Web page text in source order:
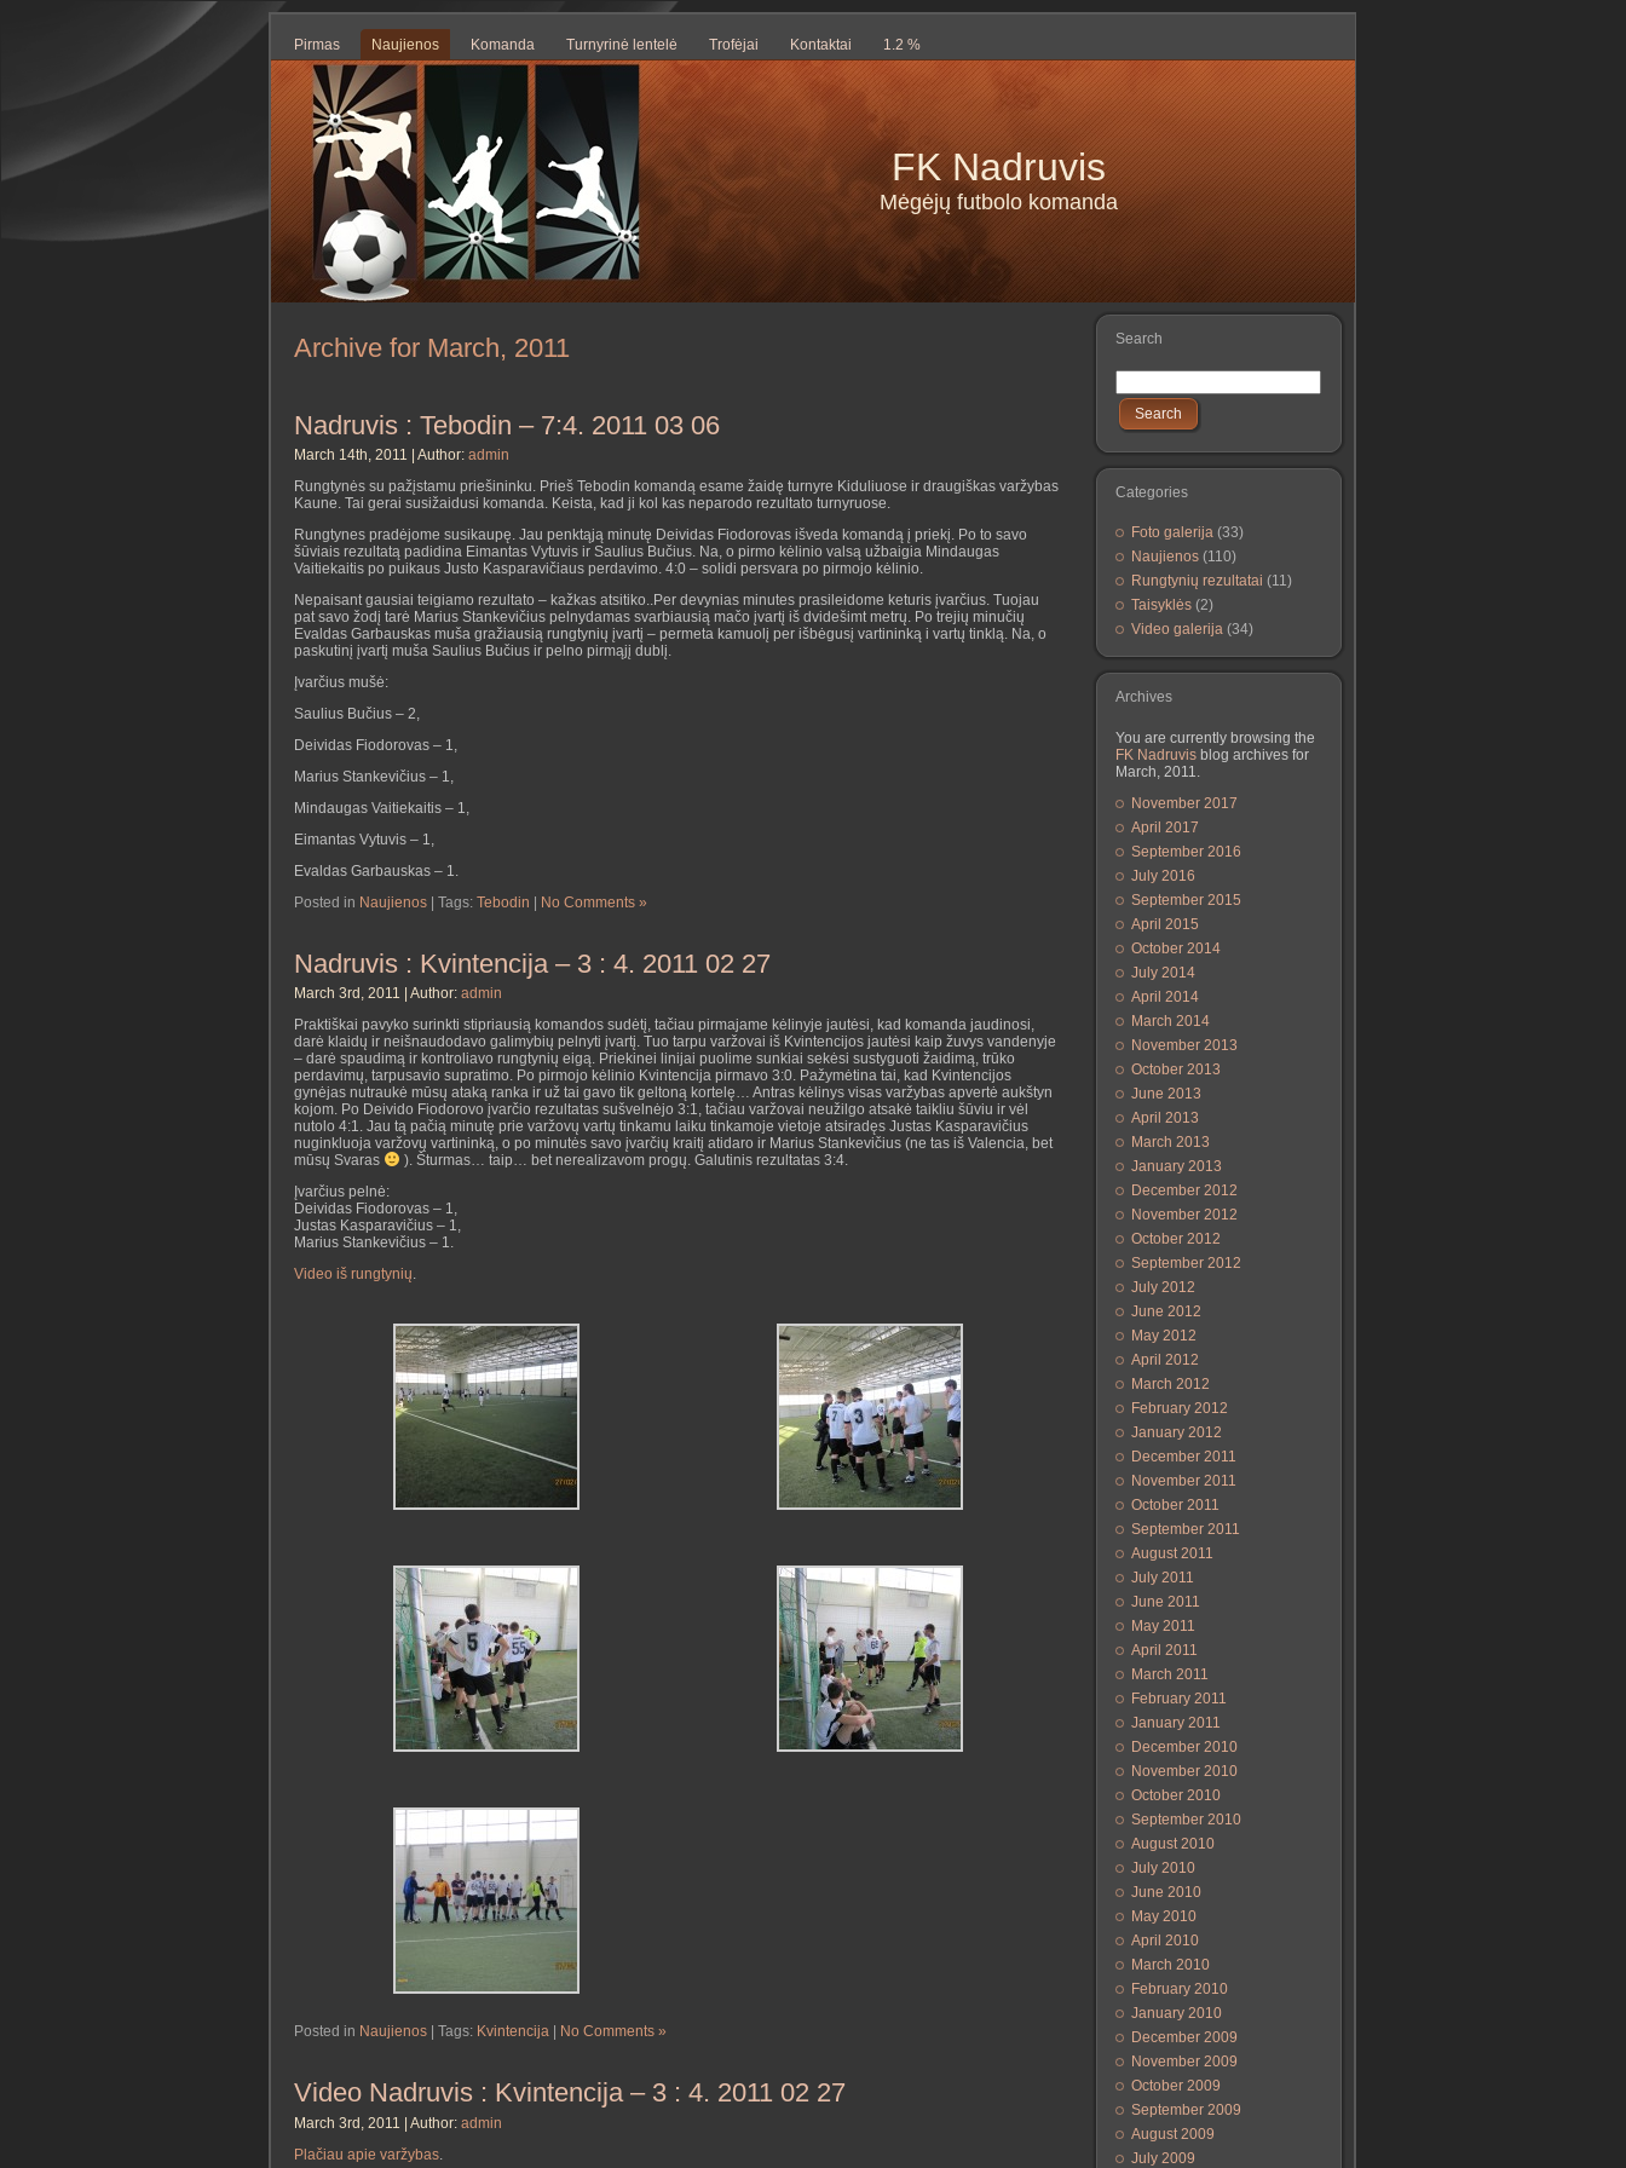
Pirmas Naujienos Komanda Turnyrinė lentelė Trofėjai Kontaktai 1.2 %
FK Nadruvis
Mėgėjų futbolo komanda
Archive for March, 2011
Nadruvis : Tebodin – 7:4. 2011 03 06
March 14th, 2011 | Author: admin
Rungtynės su pažįstamu priešininku. Prieš Tebodin komandą esame žaidę turnyre Kiduliuose ir draugiškas varžybas
Kaune. Tai gerai susižaidusi komanda. Keista, kad ji kol kas neparodo rezultato turnyruose.
Rungtynes pradėjome susikaupę. Jau penktąją minutę Deividas Fiodorovas išveda komandą į priekį. Po to savo
šūviais rezultatą padidina Eimantas Vytuvis ir Saulius Bučius. Na, o pirmo kėlinio valsą užbaigia Mindaugas
Vaitiekaitis po puikaus Justo Kasparavičiaus perdavimo. 4:0 – solidi persvara po pirmojo kėlinio.
Nepaisant gausiai teigiamo rezultato – kažkas atsitiko..Per devynias minutes prasileidome keturis įvarčius. Tuojau
pat savo žodį tarė Marius Stankevičius pelnydamas svarbiausią mačo įvartį iš dvidešimt metrų. Po trejių minučių
Evaldas Garbauskas muša gražiausią rungtynių įvartį – permeta kamuolį per išbėgusį vartininką i vartų tinklą. Na, o
paskutinį įvartį muša Saulius Bučius ir pelno pirmąjį dublį.
Įvarčius mušė:
Saulius Bučius – 2,
Deividas Fiodorovas – 1,
Marius Stankevičius – 1,
Mindaugas Vaitiekaitis – 1,
Eimantas Vytuvis – 1,
Evaldas Garbauskas – 1.
Posted in Naujienos | Tags: Tebodin | No Comments »
Nadruvis : Kvintencija – 3 : 4. 2011 02 27
March 3rd, 2011 | Author: admin
Praktiškai pavyko surinkti stipriausią komandos sudėtį, tačiau pirmajame kėlinyje jautėsi, kad komanda jaudinosi,
darė klaidų ir neišnaudodavo galimybių pelnyti įvartį. Tuo tarpu varžovai iš Kvintencijos jautėsi kaip žuvys vandenyje
– darė spaudimą ir kontroliavo rungtynių eigą. Priekinei linijai puolime sunkiai sekėsi sustyguoti žaidimą, trūko
perdavimų, tarpusavio supratimo. Po pirmojo kėlinio Kvintencija pirmavo 3:0. Pažymėtina tai, kad Kvintencijos
gynėjas nutraukė mūsų ataką ranka ir už tai gavo tik geltoną kortelę… Antras kėlinys visas varžybas apvertė aukštyn
kojom. Po Deivido Fiodorovo įvarčio rezultatas sušvelnėjo 3:1, tačiau varžovai neužilgo atsakė taikliu šūviu ir vėl
nutolo 4:1. Jau tą pačią minutę prie varžovų vartų tinkamu laiku tinkamoje vietoje atsiradęs Justas Kasparavičius
nuginkluoja varžovų vartininką, o po minutės savo įvarčių kraitį atidaro ir Marius Stankevičius (ne tas iš Valencia, bet
mūsų Svaras
). Šturmas… taip… bet nerealizavom progų. Galutinis rezultatas 3:4.
Įvarčius pelnė:
Deividas Fiodorovas – 1,
Justas Kasparavičius – 1,
Marius Stankevičius – 1.
Video iš rungtynių.
Posted in Naujienos | Tags: Kvintencija No Comments »
Video Nadruvis : Kvintencija – 3 : 4. 2011 02 27
March 3rd, 2011 | Author: admin
Plačiau apie varžybas
Search
Search
Categories
Foto galerija (33)
Naujienos (110)
Rungtynių rezultatai (11)
Taisyklės (2)
Video galerija (34)
Archives
You are currently browsing the
FK Nadruvis blog archives for
March, 2011.
November 2017
April 2017
September 2016
July 2016
September 2015
April 2015
October 2014
July 2014
April 2014
March 2014
November 2013
October 2013
June 2013
April 2013
March 2013
January 2013
December 2012
November 2012
October 2012
September 2012
July 2012
June 2012
May 2012
April 2012
March 2012
February 2012
January 2012
December 2011
November 2011
October 2011
September 2011
August 2011
July 2011
June 2011
May 2011
April 2011
March 2011
February 2011
January 2011
December 2010
November 2010
October 2010
September 2010
August 2010
July 2010
June 2010
May 2010
April 2010
March 2010
February 2010
January 2010
December 2009
November 2009
October 2009
September 2009
August 2009
July 2009